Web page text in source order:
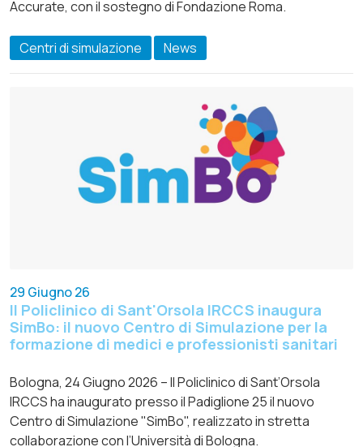
Accurate, con il sostegno di Fondazione Roma.
Centri di simulazione News
29 Giugno 26
Il Policlinico di Sant'Orsola IRCCS inaugura
SimBo: il nuovo Centro di Simulazione per la
formazione di medici e professionisti sanitari
Bologna, 24 Giugno 2026 – Il Policlinico di Sant’Orsola
IRCCS ha inaugurato presso il Padiglione 25 il nuovo
Centro di Simulazione "SimBo", realizzato in stretta
collaborazione con l’Università di Bologna.